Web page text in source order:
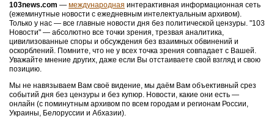
103news.com — международная интерактивная информационная сеть
(ежеминутные новости с ежедневным интелектуальным архивом).
Только у нас — все главные новости дня без политической цензуры. "103
Новости" — абсолютно все точки зрения, трезвая аналитика,
цивилизованные споры и обсуждения без взаимных обвинений и
оскорблений. Помните, что не у всех точка зрения совпадает с Вашей.
Уважайте мнение других, даже если Вы отстаиваете свой взгляд и свою
позицию.
Мы не навязываем Вам своё видение, мы даём Вам объективный срез
событий дня без цензуры и без купюр. Новости, какие они есть —
онлайн (с поминутным архивом по всем городам и регионам России,
Украины, Белоруссии и Абхазии).